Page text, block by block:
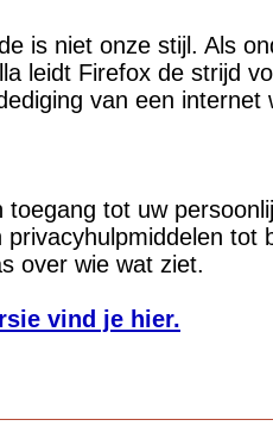
is niet onze stijl. Als
leidt Firefox de strijd
van een internet
toegang tot uw
privacyhulpmiddelen tot
over wie wat ziet.
vind je hier.